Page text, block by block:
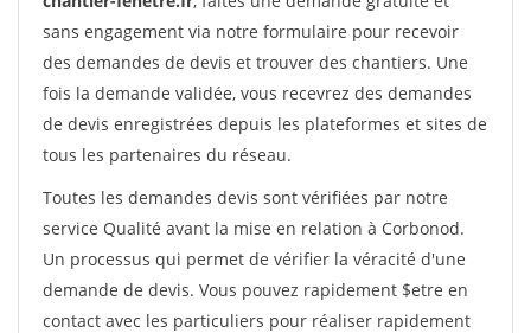
sans engagement via notre formulaire pour recevoir
des demandes de devis et trouver des chantiers. Une
fois la demande validée, vous recevrez des demandes
de devis enregistrées depuis les plateformes et sites de
tous les partenaires du réseau.
Toutes les demandes devis sont vérifiées par notre
service Qualité avant la mise en relation à Corbonod.
Un processus qui permet de vérifier la véracité d'une
demande de devis. Vous pouvez rapidement $etre en
contact avec les particuliers pour réaliser rapidement